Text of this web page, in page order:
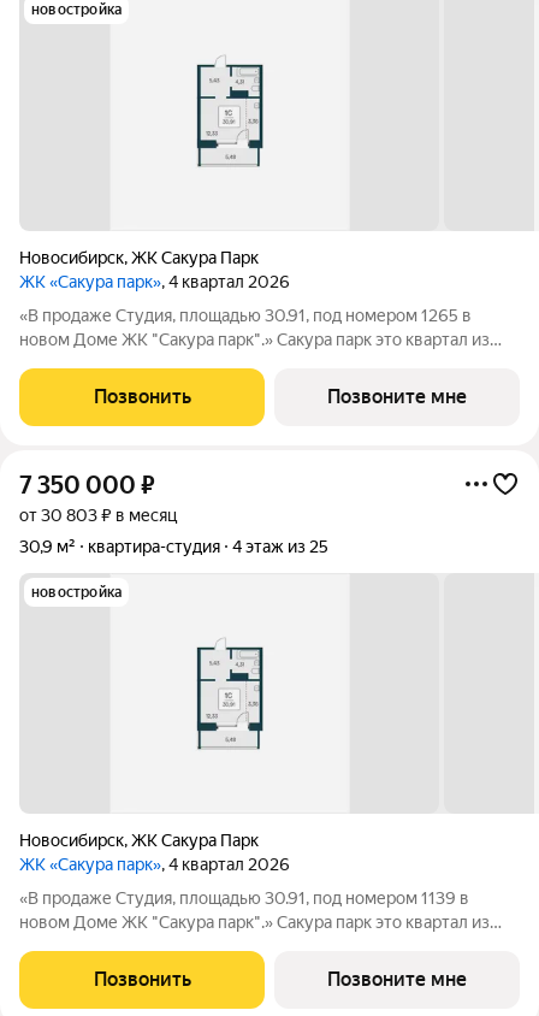
новостройка
Новосибирск,ЖК Сакура Парк
ЖК «Сакура парк», 4 квартал 2026
«В продаже Студия, площадью 30.91, под номером 1265 в
новом Доме ЖК "Сакура парк".» Сакура парк это квартал из
новом центре, в шаговой доступности от станции метро
«Октябрьская». Камерное
Позвонить Позвоните мне
7 350 000 ₽
от 30 803 ₽ в месяц
30,9 м²
квартира-студия 4 этаж из 25
новостройка
Новосибирск,ЖК Сакура Парк
ЖК «Сакура парк», 4 квартал 2026
«В продаже Студия, площадью 30.91, под номером 1139 в
новом Доме ЖК "Сакура парк".» Сакура парк это квартал из
новом центре, в шаговой доступности от станции метро
«Октябрьская». Камерное
Позвонить Позвоните мне